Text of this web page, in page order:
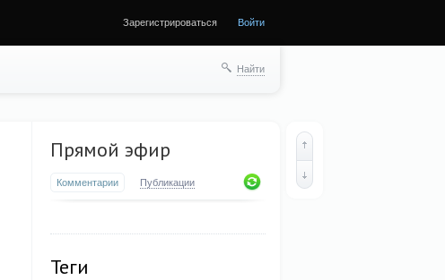
Зарегистрироваться Войти
Найти
Прямой эфир
Комментарии Публикации
Теги